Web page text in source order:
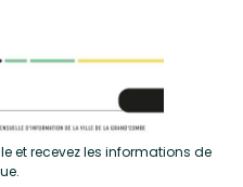
et recevez les informations de